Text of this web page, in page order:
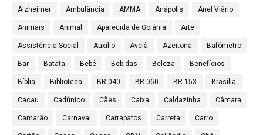
Alzheimer Ambulância AMMA Anápolis Anel Viário
Animais Animal Aparecida de Goiânia Arte
Assistência Social Auxílio Avelã Azeitona Bafômetro
Bar Batata Bebê Bebidas Beleza Benefícios
Bíblia Biblioteca BR-040 BR-060 BR-153 Brasília
Cacau Cadúnico Cães Caixa Caldazinha Câmara
Camarão Carnaval Carrapatos Carreta Carro